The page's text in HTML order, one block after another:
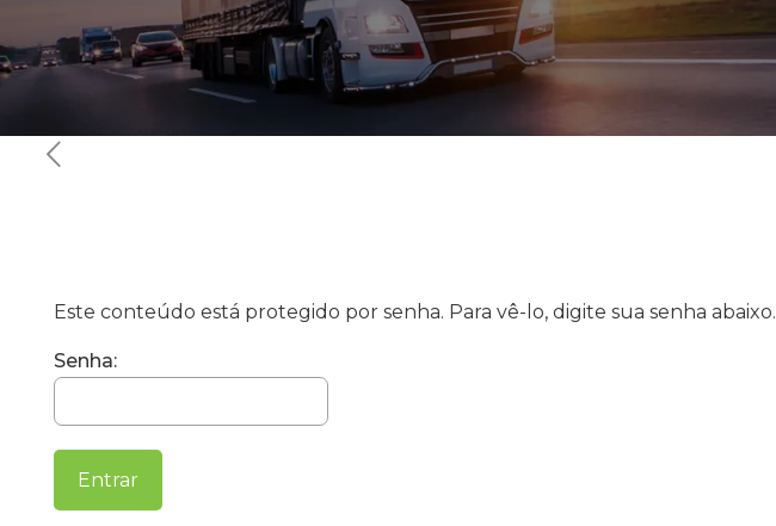
Este conteúdo está protegido por senha. Para vê-lo, digite sua senha abaixo.
Senha: